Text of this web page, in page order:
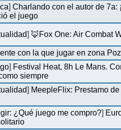
]Charlando con el autor de 7a:
el juego
] 🦊Fox One: Air Combat
con la que jugar en zona
] Festival Heat, 8h Le Mans.
siempre
] MeepleFlix: Prestamo
¿Qué juego me compro?]